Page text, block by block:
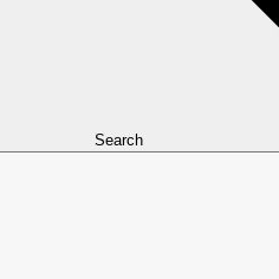
Search